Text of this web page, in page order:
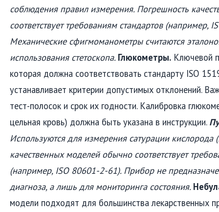
соблюдения правил измерения. Погрешность
соответствует требованиям стандартов (например,
Механические сфигмоманометры считаются
использования стетоскопа. Глюкометры. Ключевой
которая должна соответствовать стандарту ISO
устанавливает критерии допустимых отклонений.
тест-полосок и срок их годности. Калибровка
цельная кровь) должна быть указана в инструкции.
Используются для измерения сатурации кислорода
качественных моделей обычно соответствует
(например, ISO 80601-2-61). Прибор не
диагноза, а лишь для мониторинга состояния.
модели подходят для большинства лекарственных